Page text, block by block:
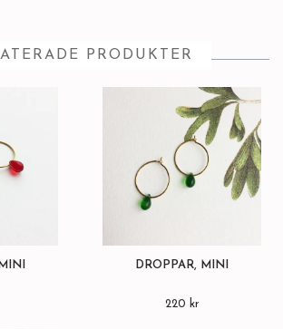
PRODUKTER
DROPPAR, MINI
220 kr